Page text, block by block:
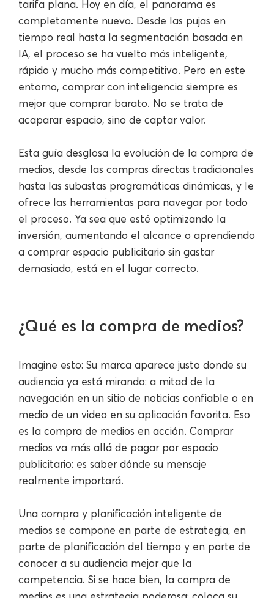
tarifa plana. Hoy en día, el panorama es
completamente nuevo. Desde las pujas en
tiempo real hasta la segmentación basada en
IA, el proceso se ha vuelto más inteligente,
rápido y mucho más competitivo. Pero en este
entorno, comprar con inteligencia siempre es
mejor que comprar barato. No se trata de
acaparar espacio, sino de captar valor.
Esta guía desglosa la evolución de la compra de
medios, desde las compras directas tradicionales
hasta las subastas programáticas dinámicas, y le
ofrece las herramientas para navegar por todo
el proceso. Ya sea que esté optimizando la
inversión, aumentando el alcance o aprendiendo
a comprar espacio publicitario sin gastar
demasiado, está en el lugar correcto.
¿Qué es la compra de medios?
Imagine esto: Su marca aparece justo donde su
audiencia ya está mirando: a mitad de la
navegación en un sitio de noticias confiable o en
medio de un video en su aplicación favorita. Eso
es la compra de medios en acción. Comprar
medios va más allá de pagar por espacio
publicitario: es saber dónde su mensaje
realmente importará.
Una compra y planificación inteligente de
medios se compone en parte de estrategia, en
parte de planificación del tiempo y en parte de
conocer a su audiencia mejor que la
competencia. Si se hace bien, la compra de